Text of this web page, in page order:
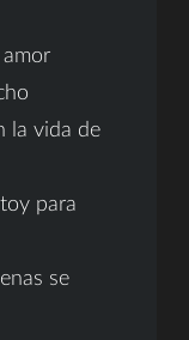
la vida de
para
se